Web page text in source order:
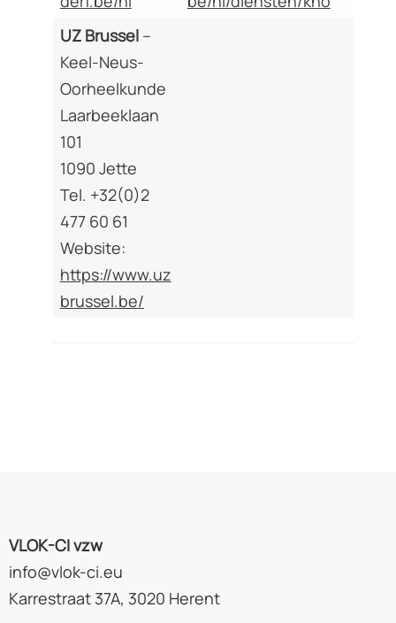
UZ Brussel–
Keel-Neus-
Oorheelkunde
Laarbeeklaan
101
1090 Jette
Tel. +32(0)2
477 60 61
Website:
https://www.uz
brussel.be/
VLOK-CI vzw
info@vlok-ci.eu
Karrestraat 37A, 3020 Herent